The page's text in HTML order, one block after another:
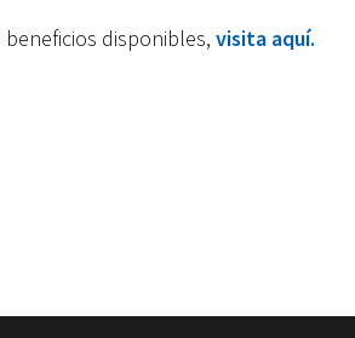
disponibles, visita aquí.